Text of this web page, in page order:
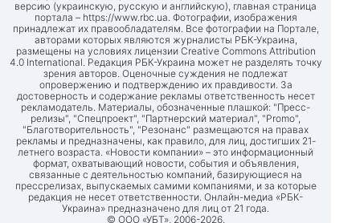
версию (украинскую, русскую и английскую), главная страница
портала – https://www.rbc.ua. Фотографии, изображения
принадлежат их правообладателям. Все фотографии на Портале,
авторами которых являются журналисты РБК-Украина,
размещены на условиях лицензии Creative Commons Attribution
4.0 International. Редакция РБК-Украина может не разделять точку
зрения авторов. Оценочные суждения не подлежат
опровержению и подтверждению их правдивости. За
достоверность и содержание рекламы ответственность несет
рекламодатель. Материалы, обозначенные плашкой: "Пресс-
релизы", "Спецпроект", "Партнерский материал", "Promo",
"Благотворительность", "Резонанс" размещаются на правах
рекламы и предназначены, как правило, для лиц, достигших 21-
летнего возраста. «Новости компании» – это информационный
формат, охватывающий новости, события и объявления,
связанные с деятельностью компаний, базирующиеся на
прессрелизах, выпускаемых самими компаниями, и за которые
редакция не несет ответственности. Онлайн-медиа «РБК-
Украина» предназначено для лиц от 21 года.
© ООО «УБТ», 2006-2026.